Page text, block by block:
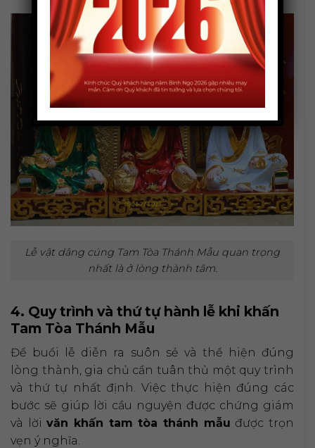
Lễ vật dâng cúng Tam Tòa Thánh Mẫu quan trọng
nhất là ở lòng thành tâm.
4. Quy trình và thứ tự hành lễ khi khấn
Tam Tòa Thánh Mẫu
Để buổi lễ diễn ra suôn sẻ và thể hiện đúng
lòng thành, gia chủ cần tuân thủ một quy trình
và thứ tự nhất định. Việc thực hiện đúng các
bước sẽ giúp lời cầu nguyện được chứng giám
và lờivăn khấn tam tòa thánh mẫu được trọn
vẹn ý nghĩa.